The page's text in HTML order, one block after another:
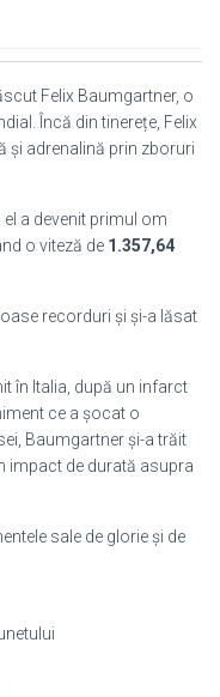
Felix Baumgartner, o
Încă din tinerețe, Felix
și adrenalină prin zboruri
a devenit primul om
o viteză de 1.357,64
recorduri și și-a lăsat
în Italia, după un infarct
ce a șocat o
Baumgartner și-a trăit
impact de durată asupra
sale de glorie și de